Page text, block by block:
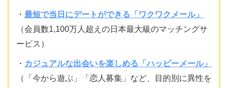
・ 最短で当日にデートができる「ワクワクメール」
（会員数1,100万人超えの日本最大級のマッチングサ
ービス）
・ カジュアルな出会いを楽しめる「ハッピーメール」
（「今から遊ぶ」「恋人募集」など、目的別に異性を